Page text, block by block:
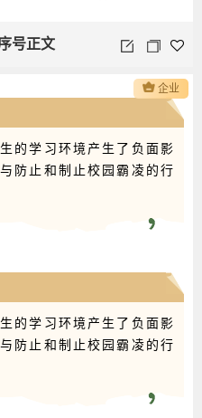
号正文
的学习环境产生了负面影
防止和制止校园霸凌的行
的学习环境产生了负面影
防止和制止校园霸凌的行
企业